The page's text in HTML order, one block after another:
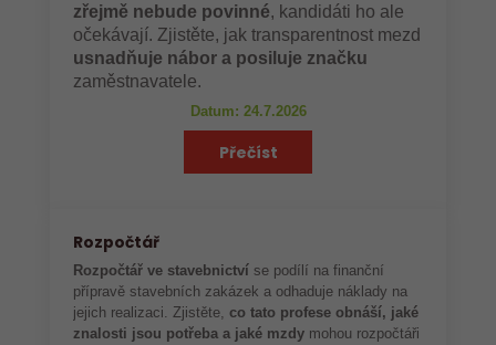
zřejmě nebude povinné, kandidáti ho ale
očekávají. Zjistěte, jak transparentnost mezd
usnadňuje nábor a posiluje značku
zaměstnavatele.
Datum: 24.7.2026
Přečíst
Rozpočtář
Rozpočtář ve stavebnictví se podílí na finanční
přípravě stavebních zakázek a odhaduje náklady na
jejich realizaci. Zjistěte,co tato profese obnáší, jaké
znalosti jsou potřeba a jaké mzdy mohou rozpočtáři